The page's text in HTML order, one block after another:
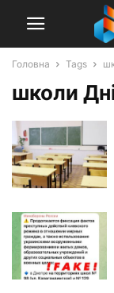
Головна Tags
школи